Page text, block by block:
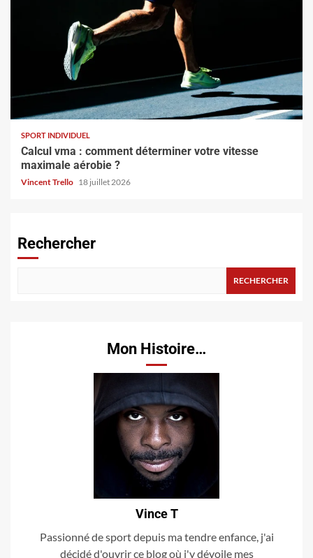
SPORT INDIVIDUEL
Calcul vma : comment déterminer votre vitesse
maximale aérobie ?
Vincent Trello 18 juillet 2026
Rechercher
RECHERCHER
Mon Histoire…
Vince T
Passionné de sport depuis ma tendre enfance, j'ai
décidé d'ouvrir ce blog où j'y dévoile mes